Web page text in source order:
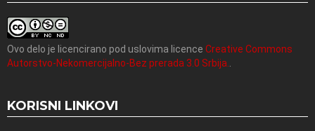
Ovo delo je licencirano pod uslovima licence Creative Commons
Autorstvo-Nekomercijalno-Bez prerada 3.0 Srbija.
KORISNI LINKOVI